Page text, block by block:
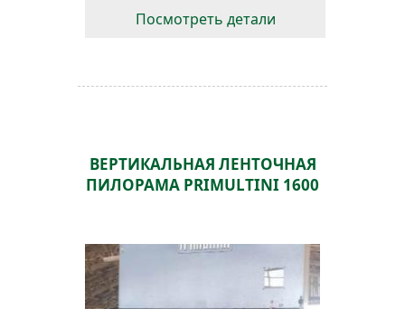
Посмотреть детали
ВЕРТИКАЛЬНАЯ ЛЕНТОЧНАЯ
ПИЛОРАМА PRIMULTINI 1600